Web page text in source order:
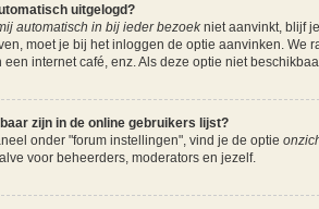
uitgelogd?
automatisch in bij ieder bezoekniet aanvinkt, blijf
moet je bij het inloggen de optie aanvinken. We
internet café, enz. Als deze optie niet
zijn in de online gebruikers lijst?
onder "forum instellingen", vind je de optie
voor beheerders, moderators en jezelf.